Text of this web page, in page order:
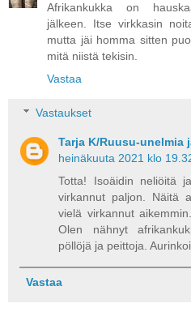
Afrikankukka on
jälkeen. Itse virkkasin
mutta jäi homma sitten
mitä niistä tekisin.
Vastaa
Vastaukset
Tarja K/Ruusu-unelmia
heinäkuuta 2021 klo
Totta! Isoäidin neliöitä
virkannut paljon. Näitä
vielä virkannut
Olen nähnyt
pöllöjä ja peittoja.
Vastaa